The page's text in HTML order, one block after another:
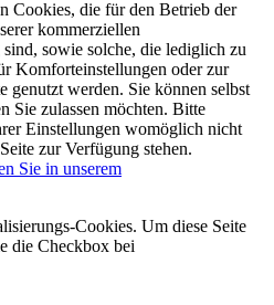
Cookies, die für den Betrieb der
kommerziellen
sowie solche, die lediglich zu
Komforteinstellungen oder zur
genutzt werden. Sie können selbst
Sie zulassen möchten. Bitte
Einstellungen womöglich nicht
zur Verfügung stehen.
Sie in unserem
Cookies. Um diese Seite
die Checkbox bei